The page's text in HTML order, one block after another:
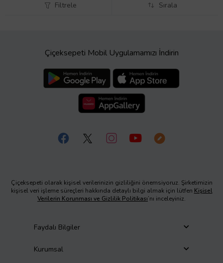
Filtrele Sırala
Çiçeksepeti Mobil Uygulamamızı İndirin
Çiçeksepeti olarak kişisel verilerinizin gizliliğini önemsiyoruz. Şirketimizin
kişisel veri işleme süreçleri hakkında detaylı bilgi almak için lütfen Kişisel
Verilerin Korunması ve Gizlilik Politikası’nı inceleyiniz.
Faydalı Bilgiler
Kurumsal